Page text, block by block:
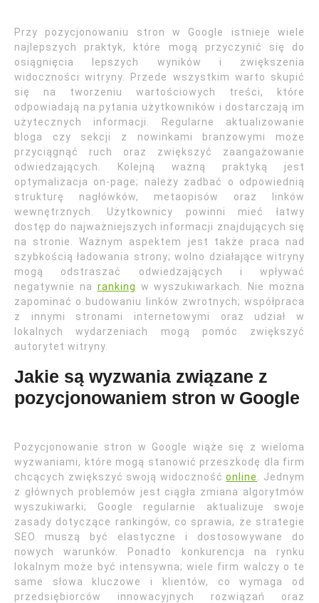
Przy pozycjonowaniu stron w Google istnieje wiele
najlepszych praktyk, które mogą przyczynić się do
osiągnięcia lepszych wyników i zwiększenia
widoczności witryny. Przede wszystkim warto skupić
się na tworzeniu wartościowych treści, które
odpowiadają na pytania użytkowników i dostarczają im
użytecznych informacji. Regularne aktualizowanie
bloga czy sekcji z nowinkami branżowymi może
przyciągnąć ruch oraz zwiększyć zaangażowanie
odwiedzających. Kolejną ważną praktyką jest
optymalizacja on-page; należy zadbać o odpowiednią
strukturę nagłówków, metaopisów oraz linków
wewnętrznych. Użytkownicy powinni mieć łatwy
dostęp do najważniejszych informacji znajdujących się
na stronie. Ważnym aspektem jest także praca nad
szybkością ładowania strony; wolno działające witryny
mogą odstraszać odwiedzających i wpływać
negatywnie na ranking w wyszukiwarkach. Nie można
zapominać o budowaniu linków zwrotnych; współpraca
z innymi stronami internetowymi oraz udział w
lokalnych wydarzeniach mogą pomóc zwiększyć
autorytet witryny.
Jakie są wyzwania związane z
pozycjonowaniem stron w Google
Pozycjonowanie stron w Google wiąże się z wieloma
wyzwaniami, które mogą stanowić przeszkodę dla firm
chcących zwiększyć swoją widocznośćonline
. Jednym
z głównych problemów jest ciągła zmiana algorytmów
wyszukiwarki; Google regularnie aktualizuje swoje
zasady dotyczące rankingów, co sprawia, że strategie
SEO muszą być elastyczne i dostosowywane do
nowych warunków. Ponadto konkurencja na rynku
lokalnym może być intensywna; wiele firm walczy o te
same słowa kluczowe i klientów, co wymaga od
przedsiębiorców innowacyjnych rozwiązań oraz